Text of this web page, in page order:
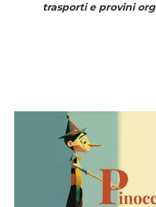
trasporti e provini